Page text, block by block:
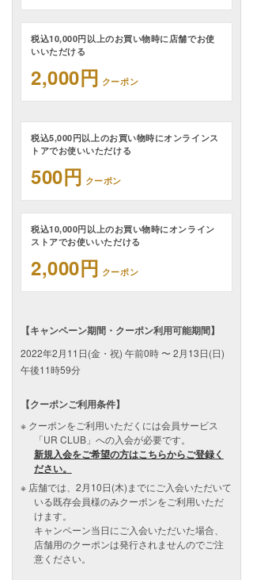
税込10,000円以上のお買い物時に店舗でお使
いいただける
2,000円 クーポン
税込5,000円以上のお買い物時にオンラインス
トアでお使いいただける
500円 クーポン
税込10,000円以上のお買い物時にオンライン
ストアでお使いいただける
2,000円 クーポン
【キャンペーン期間・クーポン利用可能期間】
2022年2月11日(金・祝) 午前0時 〜 2月13日(日)
午後11時59分
【クーポンご利用条件】
クーポンをご利用いただくには会員サービス
「UR CLUB」への入会が必要です。
新規入会をご希望の方はこちらからご登録く
ださい。
店舗では、2月10日(木)までにご入会いただいて
いる既存会員様のみクーポンをご利用いただ
けます。
キャンペーン当日にご入会いただいた場合、
店舗用のクーポンは発行されませんのでご注
意ください。